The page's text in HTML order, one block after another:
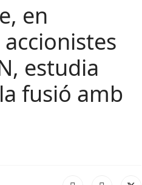
en
estudia
fusió amb